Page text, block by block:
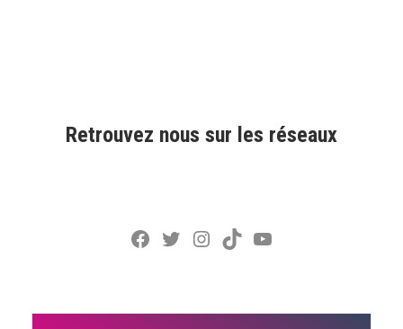
Retrouvez nous sur les réseaux
Facebook
Twitter
Instagram
TikTokYouTube